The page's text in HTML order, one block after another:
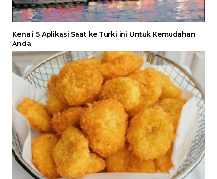
Kenali 5 Aplikasi Saat ke Turki ini Untuk Kemudahan
Anda